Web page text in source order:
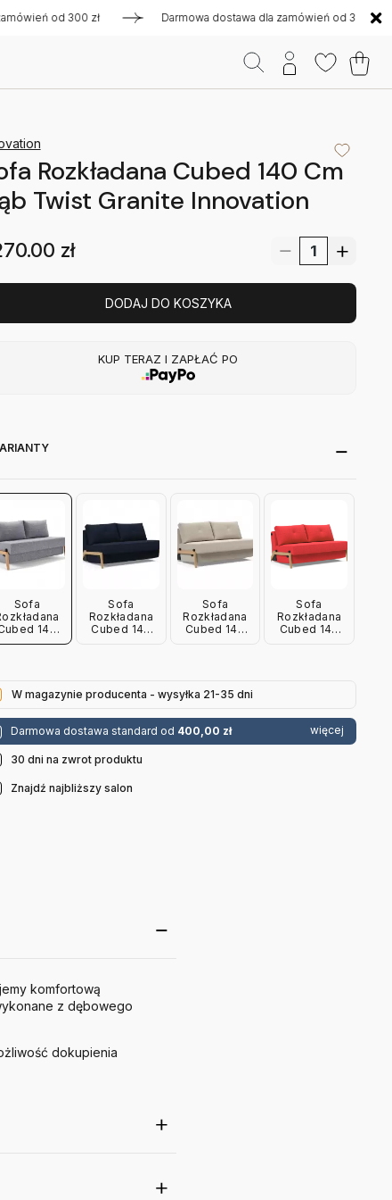
od 300 zł Darmowa dostawa dla zamówień od 300 zł
Rozkładana Cubed 140 Cm
Twist Granite Innovation
zł
DODAJ DO KOSZYKA
KUP TERAZ I ZAPŁAĆ PO
Sofa
140
Cm Dąb
Sofa
Rozkładana
Cubed 140
Sofa
Rozkładana
Cubed 140
Sofa
Rozkładana
Cubed 140
W magazynie producenta - wysyłka 21-35 dni
Darmowa dostawa standard od 400,00 zł więcej
30 dni na zwrot produktu
Znajdź najbliższy salon
komfortową
z dębowego
dokupienia